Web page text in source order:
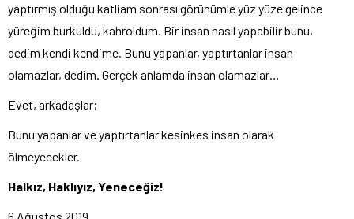
yaptırmış olduğu katliam sonrası görünümle yüz yüze gelince
yüreğim burkuldu, kahroldum. Bir insan nasıl yapabilir bunu,
dedim kendi kendime. Bunu yapanlar, yaptırtanlar insan
olamazlar, dedim. Gerçek anlamda insan olamazlar…
Evet, arkadaşlar;
Bunu yapanlar ve yaptırtanlar kesinkes insan olarak
ölmeyecekler.
Halkız, Haklıyız, Yeneceğiz!